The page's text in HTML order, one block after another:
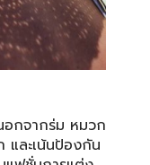
อกจากร่ม หมวก
และเน้นป้องกัน